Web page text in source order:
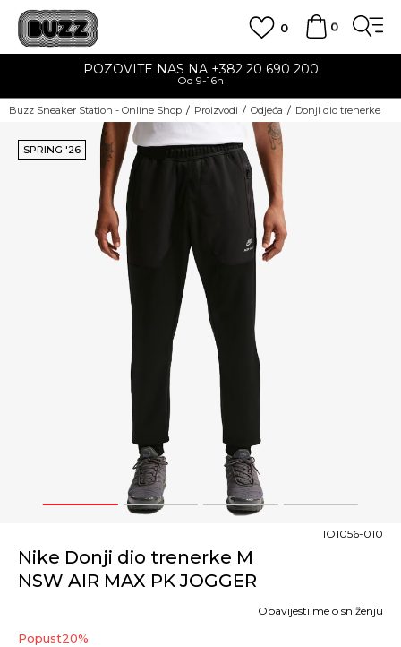
0
0
POZOVITE NAS NA +382 20 690 200
Od 9-16h
Buzz Sneaker Station - Online Shop Proizvodi Odjeća Donji dio trenerke
1 2 3 4
SPRING '26
Nike Donji dio trenerke M
NSW AIR MAX PK JOGGER
IO1056-010
Popust20%
Obavijesti me o sniženju